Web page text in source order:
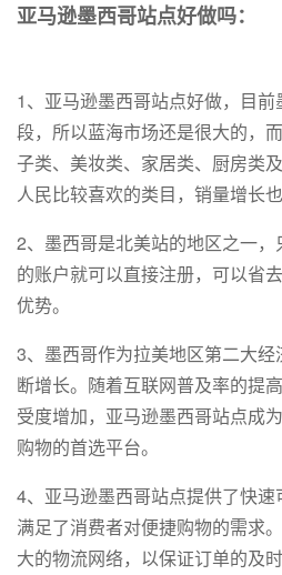
亚马逊墨西哥站点好做吗：
1、亚马逊墨西哥站点好做，目
段，所以蓝海市场还是很大的，
子类、美妆类、家居类、厨房类
人民比较喜欢的类目，销量增长
2、墨西哥是北美站的地区之一
的账户就可以直接注册，可以省
优势。
3、墨西哥作为拉美地区第二大
断增长。随着互联网普及率的提
受度增加，亚马逊墨西哥站点成
购物的首选平台。
4、亚马逊墨西哥站点提供了快速
满足了消费者对便捷购物的需求
大的物流网络，以保证订单的及